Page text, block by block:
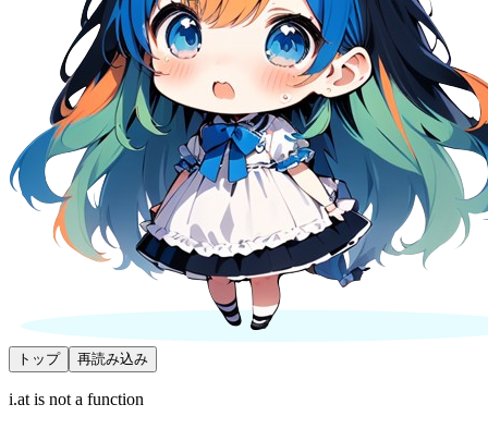
トップ 再読み込み
i.at is not a function